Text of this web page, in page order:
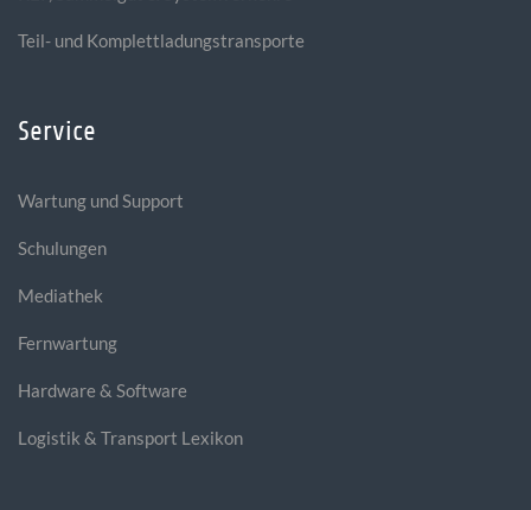
Teil- und Komplettladungstransporte
Service
Wartung und Support
Schulungen
Mediathek
Fernwartung
Hardware & Software
Logistik & Transport Lexikon